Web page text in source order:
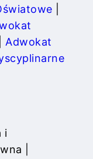
Adwokat
i
|